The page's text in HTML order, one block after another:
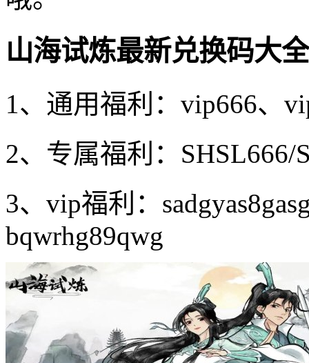
山海试炼最新兑换码大
1、通用福利：vip666、
2、专属福利：SHSL666/
3、vip福利：
bqwrhg89qwg